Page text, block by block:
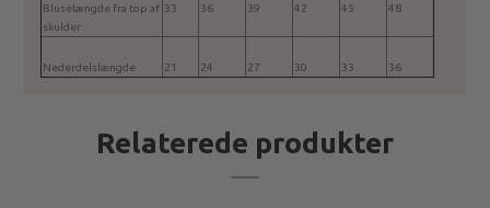
Bluselængde fra top af
skulder
33 36 39 42 45 48
Nederdelslængde 21 24 27 30 33 36
Relaterede produkter